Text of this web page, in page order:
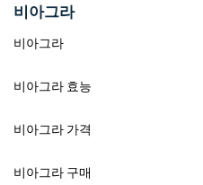
비아그라
비아그라
비아그라 효능
비아그라 가격
비아그라 구매